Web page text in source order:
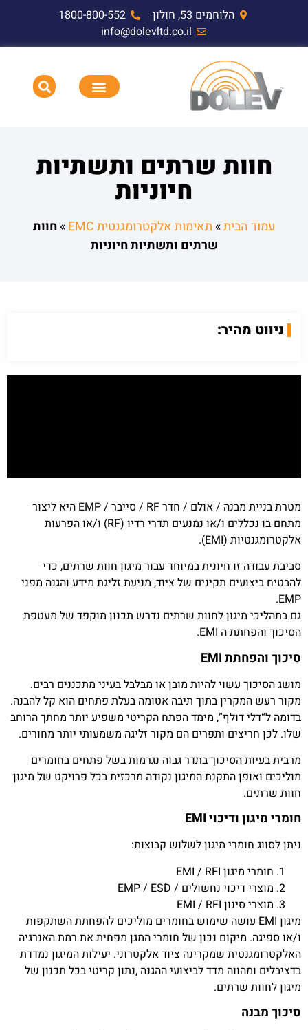
הלוחמים 53, חולון
1800-800-552
info@dolevltd.co.il
חוות שרתים ותשתיות
חיוניות
עמוד הבית» תאימות אלקטרומגנטית EMC »חוות
שרתים ותשתיות חיוניות
ניווט מהיר:
מטרת בניית מבנה / אולם / חדר RF / סייבר / EMP היא ליצור
מתחם בו נכללים ו/או נמנעים תדרי רדיו (RF) ו/או הפרעות
אלקטרומגנטיות (EMI).
סביבת עבודה זו חיונית במיוחד עבור מיגון חוות שרתים, כדי
להבטיח ביצועים תקינים של ציוד, מניעת זליגת מידע והגנה מפני
EMP.
גם בתהליכי מיגון לחוות שרתים נדרש תכנון מוקפד של מעטפת
הסיכוך והפחתת ה EMI.
סיכוך והפחתת EMI
מושג הסיכוך עשוי להיות מובן או מבלבל בעיני מתכננים רבים.
מקור רעש המקרין בתוך תיבה אטומה בעלת פתחים הוא קל להבנה.
בדומה ל“דלי דולף”, מימד הפתח הקריטי משפיע יותר מחתך הרוחב
שלו. לכן חריצים ותפרים הם מקור זליגה משמעותי יותר מחורים.
מרבית בעיות הסיכוך בתדר גבוה נגרמות בשל פתחים בחומרים
מוליכים ואופן התקנת המיגון נקודה מרכזית בכל פרויקט של מיגון
חוות שרתים.
חומרי מיגון ודיכוי EMI
ניתן לסווג חומרי מיגון לשלוש קבוצות:
חומרי מיגון EMI / RFI
מוצרי דיכוי נחשולים / EMP / ESD
מוצרי סינון EMI / RFI
מיגון EMI עושה שימוש בחומרים מוליכים להפחתת השתקפות
ו/או ספיגה. מיקום נכון של חומרי המגן מפחית את רמת האנרגיה
האלקטרומגנטית שמקרינה ציוד אלקטרוני. יעילות המיגון נמדדת
בדציבלים ומהווה מדד לביצועי ההגנה ,נתון קריטי בכל תכנון של
מיגון לחוות שרתים.
סיכוך מבנה